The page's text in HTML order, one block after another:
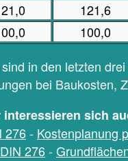
121,6
100,0
in den letzten
bei Baukosten,
interessieren sich
276- Kostenplanung
276-